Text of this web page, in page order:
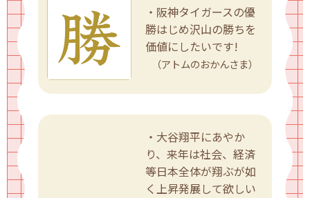
・阪神タイガースの優
勝はじめ沢山の勝ちを
価値にしたいです!
（アトムのおかんさま）
・大谷翔平にあやか
り、来年は社会、経済
等日本全体が翔ぶが如
く上昇発展して欲しい